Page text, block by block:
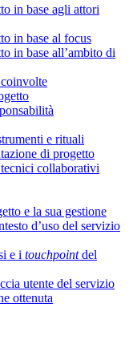
in base agli attori
in base al focus
in base all’ambito di
e rituali
di progetto
collaborativi
e la sua gestione
d’uso del servizio
e i touchpointdel
utente del servizio
ottenuta